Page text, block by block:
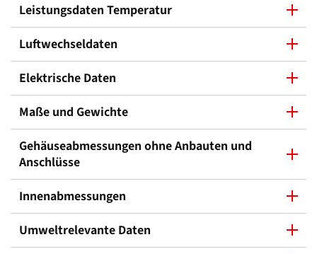
Leistungsdaten Temperatur
Luftwechseldaten
Elektrische Daten
Maße und Gewichte
Gehäuseabmessungen ohne Anbauten und
Anschlüsse
Innenabmessungen
Umweltrelevante Daten